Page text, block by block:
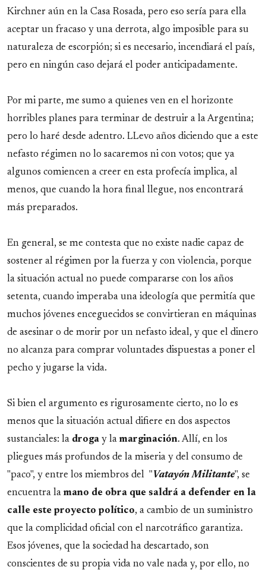
Kirchner aún en la Casa Rosada, pero eso sería para ella
aceptar un fracaso y una derrota, algo imposible para su
naturaleza de escorpión; si es necesario, incendiará el país,
pero en ningún caso dejará el poder anticipadamente.
Por mi parte, me sumo a quienes ven en el horizonte
horribles planes para terminar de destruir a la Argentina;
pero lo haré desde adentro. LLevo años diciendo que a este
nefasto régimen no lo sacaremos ni con votos; que ya
algunos comiencen a creer en esta profecía implica, al
menos, que cuando la hora final llegue, nos encontrará
más preparados.
En general, se me contesta que no existe nadie capaz de
sostener al régimen por la fuerza y con violencia, porque
la situación actual no puede compararse con los años
setenta, cuando imperaba una ideología que permitía que
muchos jóvenes enceguecidos se convirtieran en máquinas
de asesinar o de morir por un nefasto ideal, y que el dinero
no alcanza para comprar voluntades dispuestas a poner el
pecho y jugarse la vida.
Si bien el argumento es rigurosamente cierto, no lo es
menos que la situación actual difiere en dos aspectos
sustanciales: la droga y la marginación. Allí, en los
pliegues más profundos de la miseria y del consumo de
"paco", y entre los miembros del " Vatayón Militante", se
encuentra la mano de obra que saldrá a defender en la
calle este proyecto político, a cambio de un suministro
que la complicidad oficial con el narcotráfico garantiza.
Esos jóvenes, que la sociedad ha descartado, son
conscientes de su propia vida no vale nada y, por ello, no